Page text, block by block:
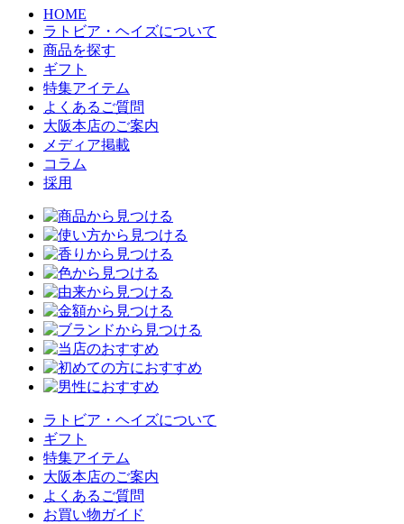
HOME
ラトビア・ヘイズについて
商品を探す
ギフト
特集アイテム
よくあるご質問
大阪本店のご案内
メディア掲載
コラム
採用
ラトビア・ヘイズについて
ギフト
特集アイテム
大阪本店のご案内
よくあるご質問
お買い物ガイド